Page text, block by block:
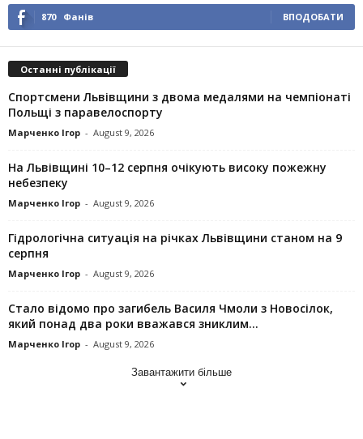
870 Фанів ВПОДОБАТИ
Останні публікації
Спортсмени Львівщини з двома медалями на чемпіонаті
Польщі з паравелоспорту
Марченко Ігор - August 9, 2026
На Львівщині 10–12 серпня очікують високу пожежну
небезпеку
Марченко Ігор - August 9, 2026
Гідрологічна ситуація на річках Львівщини станом на 9
серпня
Марченко Ігор - August 9, 2026
Стало відомо про загибель Василя Чмоли з Новосілок,
який понад два роки вважався зниклим...
Марченко Ігор - August 9, 2026
Завантажити більше